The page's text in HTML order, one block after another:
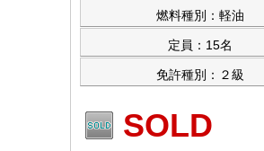
燃料種別：軽油
定員：15名
免許種別：２級
SOLD